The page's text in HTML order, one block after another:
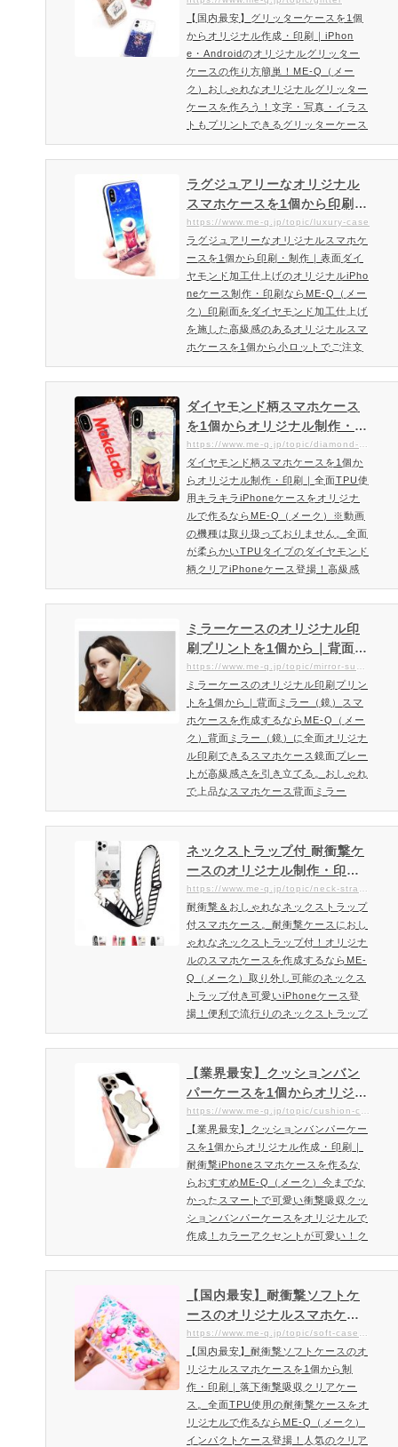
ケースを作成頂けます。インスタ映え
間違いなしのおしゃれなオリジナ…
リジナルグリッターケースの
作り方簡単！ME-Q（メーク）
【国内最安】グリッターケースを1個
からオリジナル作成・印刷｜iPhon
e・Androidのオリジナルグリッター
ケースの作り方簡単！ME-Q（メー
ク）おしゃれなオリジナルグリッター
ケースを作ろう！文字・写真・イラス
トもプリントできるグリッターケース
の特徴！最新モデルiPhoneにも対応
グリッターもぞくぞく登場！他には無
いグリッターカラーの品揃え多数！今
流行りのグリッターケース（カバー）
の印刷・作成は、だれでも簡単オリジ
かせください。16種類のカラー（ラ
メ・サンド）をご用意。1個という小
ロッ…
ラグジュアリーなオリジナル
スマホケースを1個から印刷・
制作｜表面ダイヤモンド加工
仕上げのオリジナルiPhoneケ
ース制作・印刷ならME-Q（メ
ーク）
https://www.me-q.jp/topic/luxury-case
ラグジュアリーなオリジナルスマホケ
ースを1個から印刷・制作｜表面ダイ
ヤモンド加工仕上げのオリジナルiPho
neケース制作・印刷ならME-Q（メー
ク）印刷面をダイヤモンド加工仕上げ
を施した高級感のあるオリジナルスマ
ホケースを1個から小ロットでご注文
可能キラキラしたダイヤモンドテクス
チャが魅力的なラグジュアリーなiPho
neケース印刷面にはダイヤモンドテク
スチャ加工を施したオリジナルのスマ
ホケースを作成頂けます。光の当たり
るiPhoneケースです。ラグジュアリ
ースマホケースを作成・注文…
ダイヤモンド柄スマホケース
を1個からオリジナル制作・印
刷｜全面TPU使用キラキラiPh
oneケースをオリジナルで作
るならME-Q（メーク）
ダイヤモンド柄スマホケースを1個か
らオリジナル制作・印刷｜全面TPU使
用キラキラiPhoneケースをオリジナ
ルで作るならME-Q（メーク）※動画
の機種は取り扱っておりません。全面
が柔らかいTPUタイプのダイヤモンド
柄クリアiPhoneケース登場！高級感
があるジュエリー系のお洒落スマホケ
ースをオリジナルで作成。海外で人気
のスマホケース！今回はキラキラ系の
ダイヤモンド柄スマホケースをご紹
介！インスタ映え必須。柔軟度高い全
柄スマホケースにオリジナルのデザイ
ンを頂けます。またME-Q（メーク）
で…
ミラーケースのオリジナル印
刷プリントを1個から｜背面ミ
ラー（鏡）スマホケースを作
成するならME-Q（メーク）
ミラーケースのオリジナル印刷プリン
トを1個から｜背面ミラー（鏡）スマ
ホケースを作成するならME-Q（メー
ク）背面ミラー（鏡）に全面オリジナ
ル印刷できるスマホケース鏡面プレー
トが高級感さを引き立てる。おしゃれ
で上品なスマホケース背面ミラー
（鏡）スマホケースは、鏡も含めカバ
ー全体が柔軟性のある素材で作られて
いますので、割れにくくスマホの保護
性も高いです。鏡面プレートはちょっ
とした身だしなみチェックや化粧直し
成・注文ご注文方法・料金はこちら背
面ミラーケースの特徴女性・男性…
ネックストラップ付 耐衝撃ケ
ースのオリジナル制作・印刷
｜1個から作成OK。耐衝撃ケ
ースにおしゃれなネックスト
ラップ付！オリジナルのスマ
ホケースを作成するならME-Q
（メーク）
耐衝撃＆おしゃれなネックストラップ
付スマホケース。耐衝撃ケースにおし
ゃれなネックストラップ付！オリジナ
ルのスマホケースを作成するならME-
Q（メーク）取り外し可能のネックス
トラップ付き可愛いiPhoneケース登
場！便利で流行りのネックストラップ
付iPhoneケース海外でも人気なネッ
クストラップ付きスマホケース。スマ
ホ収納や持ち運びに便利なネックスト
ラップが付いたPU素材のスマホケー
スです。ネックストラップは取り外し
ースに収納できて、かわいいだけでな
く、機能面もバッチリのスマホ…
【業界最安】クッションバン
パーケースを1個からオリジナ
ル作成・印刷｜耐衝撃iPhone
スマホケースを作るならおす
すめME-Q（メーク）
【業界最安】クッションバンパーケー
スを1個からオリジナル作成・印刷｜
耐衝撃iPhoneスマホケースを作るな
らおすすめME-Q（メーク）今までな
かったスマートで可愛い衝撃吸収クッ
ションバンパーケースをオリジナルで
作成！カラーアクセントが可愛い！ク
ッションテクノロジーを採用したオリ
ジナルプリントができるスマホケー
ス！1個から注文OK！柔軟性が高く耐
ル・クッションケース」大事なスマー
軟性の優れたなTPU素材で作られたス
マホカバー。今までの衝撃吸収タ…
【国内最安】耐衝撃ソフトケ
ースのオリジナルスマホケー
スを1個から制作・印刷｜落下
衝撃吸収クリアケース。全面T
PU使用の耐衝撃ケースをオリ
ジナルで作るならME-Q（メー
ク）
【国内最安】耐衝撃ソフトケースのオ
リジナルスマホケースを1個から制
作・印刷｜落下衝撃吸収クリアケー
ス。全面TPU使用の耐衝撃ケースをオ
リジナルで作るならME-Q（メーク）
インパクトケース登場！人気のクリア